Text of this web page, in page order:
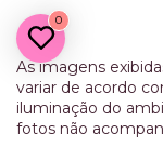
As imagens
variar de acordo
iluminação do
fotos não
0